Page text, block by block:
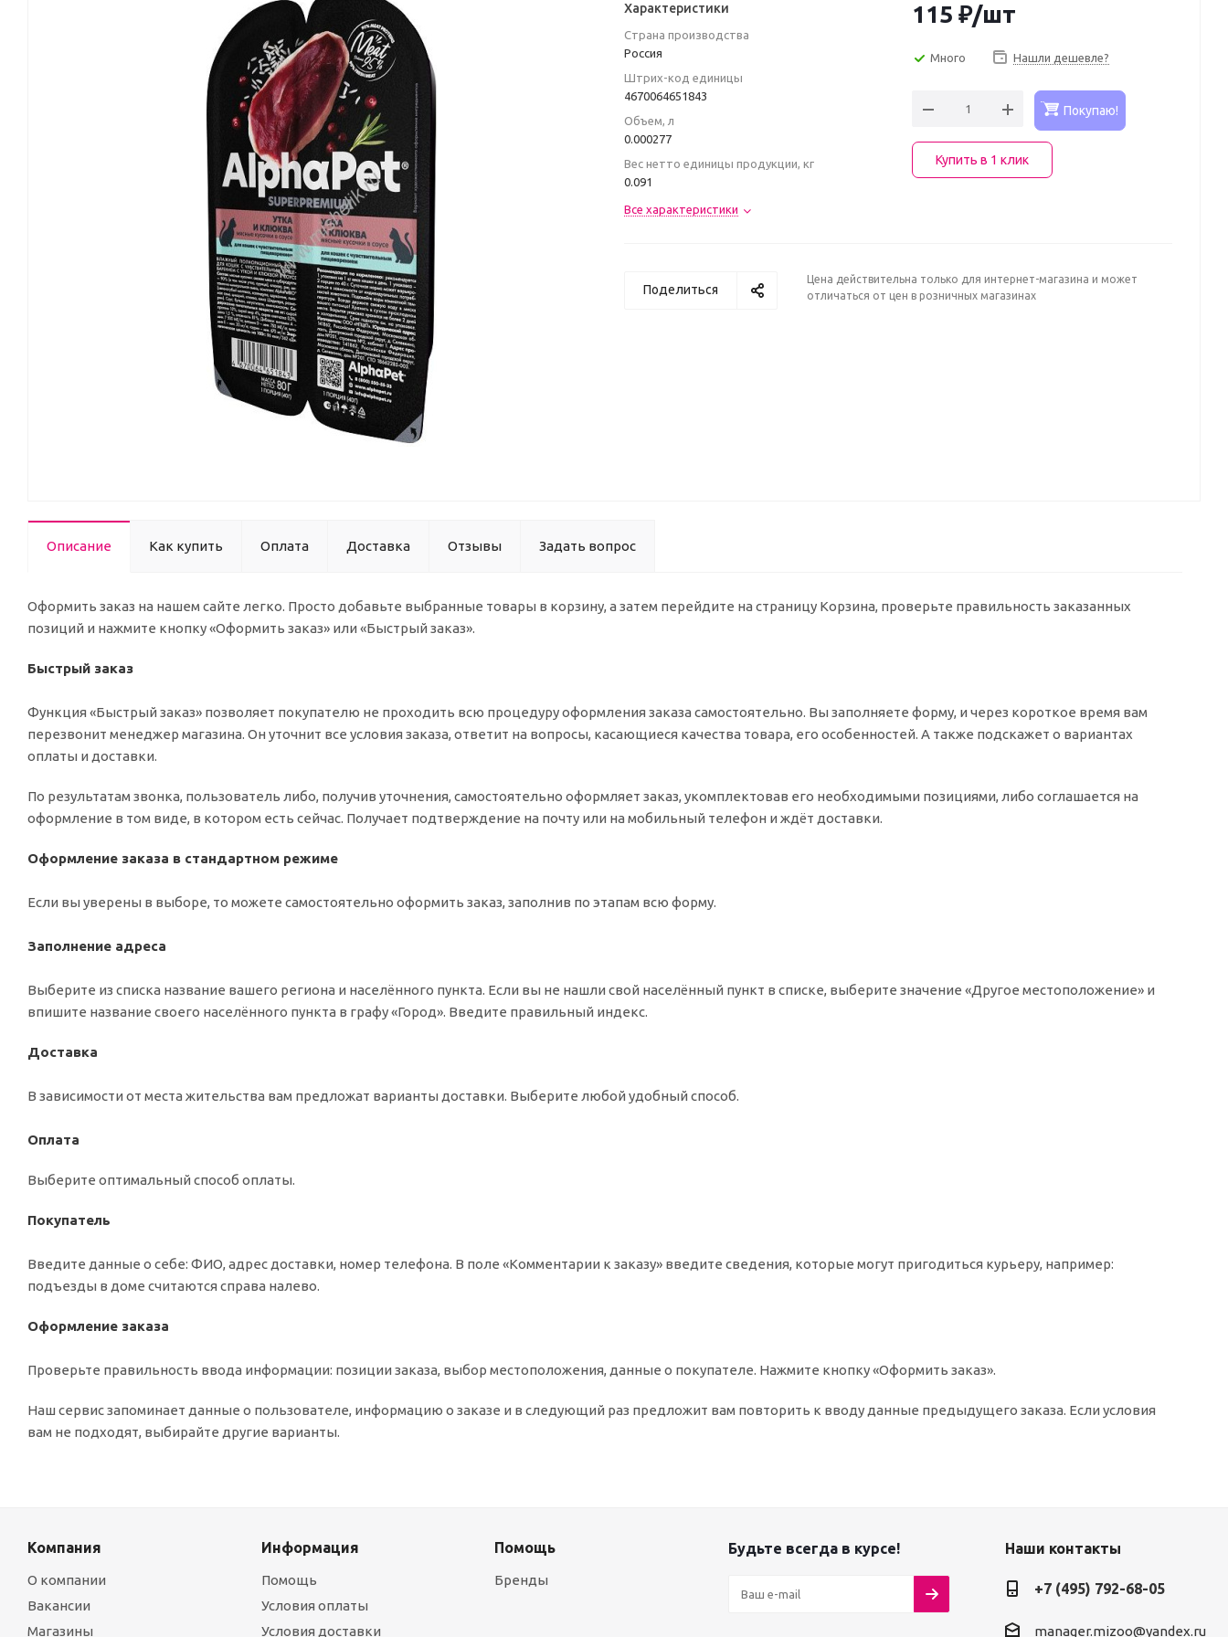
Характеристики
Страна производства
Poccия
Штрих-код единицы
4670064651843
Объем, л
0.000277
Вес нетто единицы продукции, кг
0.091
Все характеристики
115 ₽/шт
Много Нашли дешевле?
Покупаю!
Купить в 1 клик
Поделиться
Цена действительна только для интернет-магазина и может
отличаться от цен в розничных магазинах
Описание Как купить Оплата Доставка Отзывы Задать вопрос
Оформить заказ на нашем сайте легко. Просто добавьте выбранные товары в корзину, а затем перейдите на страницу Корзина, проверьте правильность заказанных
позиций и нажмите кнопку «Оформить заказ» или «Быстрый заказ».
Быстрый заказ
Функция «Быстрый заказ» позволяет покупателю не проходить всю процедуру оформления заказа самостоятельно. Вы заполняете форму, и через короткое время вам
перезвонит менеджер магазина. Он уточнит все условия заказа, ответит на вопросы, касающиеся качества товара, его особенностей. А также подскажет о вариантах
оплаты и доставки.
По результатам звонка, пользователь либо, получив уточнения, самостоятельно оформляет заказ, укомплектовав его необходимыми позициями, либо соглашается на
оформление в том виде, в котором есть сейчас. Получает подтверждение на почту или на мобильный телефон и ждёт доставки.
Оформление заказа в стандартном режиме
Если вы уверены в выборе, то можете самостоятельно оформить заказ, заполнив по этапам всю форму.
Заполнение адреса
Выберите из списка название вашего региона и населённого пункта. Если вы не нашли свой населённый пункт в списке, выберите значение «Другое местоположение» и
впишите название своего населённого пункта в графу «Город». Введите правильный индекс.
Доставка
В зависимости от места жительства вам предложат варианты доставки. Выберите любой удобный способ.
Оплата
Выберите оптимальный способ оплаты.
Покупатель
Введите данные о себе: ФИО, адрес доставки, номер телефона. В поле «Комментарии к заказу» введите сведения, которые могут пригодиться курьеру, например:
подъезды в доме считаются справа налево.
Оформление заказа
Проверьте правильность ввода информации: позиции заказа, выбор местоположения, данные о покупателе. Нажмите кнопку «Оформить заказ».
Наш сервис запоминает данные о пользователе, информацию о заказе и в следующий раз предложит вам повторить к вводу данные предыдущего заказа. Если условия
вам не подходят, выбирайте другие варианты.
Компания
О компании
Вакансии
Магазины
Информация
Помощь
Условия оплаты
Условия доставки
Помощь
Бренды
Будьте всегда в курсе! Наши контакты
+7 (495) 792-68-05
manager.mizoo@yandex.ru